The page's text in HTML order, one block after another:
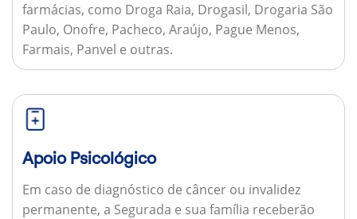
farmácias, como Droga Raia, Drogasil, Drogaria São
Paulo, Onofre, Pacheco, Araújo, Pague Menos,
Farmais, Panvel e outras.
Apoio Psicológico
Em caso de diagnóstico de câncer ou invalidez
permanente, a Segurada e sua família receberão